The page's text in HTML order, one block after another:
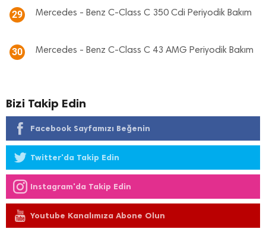
29 Mercedes - Benz C-Class C 350 Cdi Periyodik Bakım
30 Mercedes - Benz C-Class C 43 AMG Periyodik Bakım
Bizi Takip Edin
Facebook Sayfamızı Beğenin
Twitter'da Takip Edin
Instagram'da Takip Edin
Youtube Kanalımıza Abone Olun